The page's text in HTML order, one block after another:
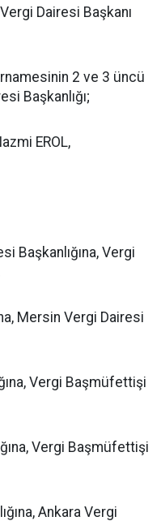
Dairesi Başkanı
2 ve 3 üncü
Başkanlığı;
EROL,
Başkanlığına, Vergi
Mersin Vergi Dairesi
Vergi Başmüfettişi
Vergi Başmüfettişi
Ankara Vergi